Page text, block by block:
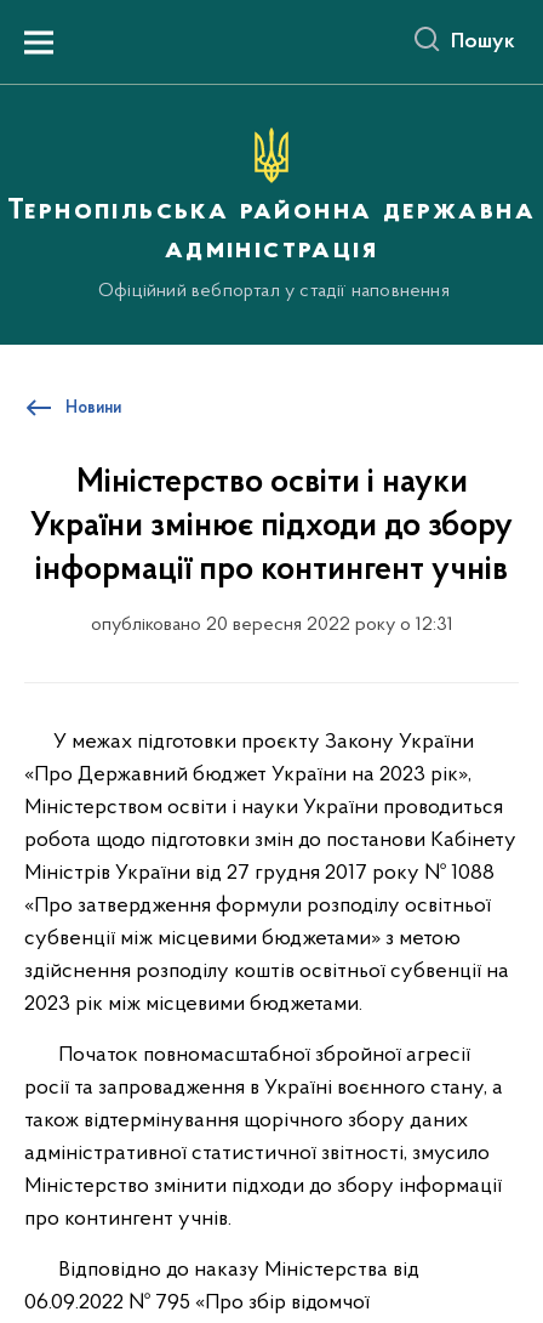
вмістуMenu Пошук
Тернопільська районна державна
адміністрація
Офіційний вебпортал у стадії наповнення
Новини
Міністерство освіти і науки
України змінює підходи до збору
інформації про контингент учнів
опубліковано 20 вересня 2022 року о 12:31
У межах підготовки проєкту Закону України
«Про Державний бюджет України на 2023 рік»,
Міністерством освіти і науки України проводиться
робота щодо підготовки змін до постанови Кабінету
Міністрів України від 27 грудня 2017 року № 1088
«Про затвердження формули розподілу освітньої
субвенції між місцевими бюджетами» з метою
здійснення розподілу коштів освітньої субвенції на
2023 рік між місцевими бюджетами.
Початок повномасштабної збройної агресії
росії та запровадження в Україні воєнного стану, а
також відтермінування щорічного збору даних
адміністративної статистичної звітності, змусило
Міністерство змінити підходи до збору інформації
про контингент учнів.
Відповідно до наказу Міністерства від
06.09.2022 № 795 «Про збір відомчої